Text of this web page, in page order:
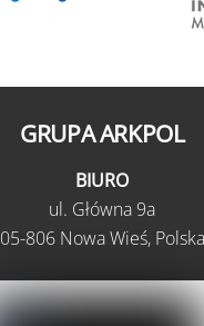
GRUPA ARKPOL
BIURO
ul. Główna 9a
05-806 Nowa Wieś, Polska